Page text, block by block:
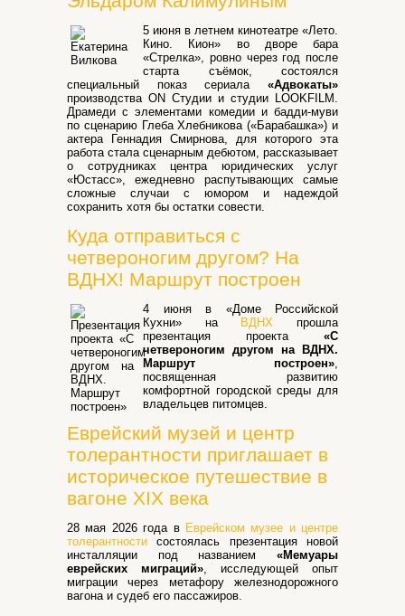
5 июня в летнем кинотеатре «Лето.
Кино. Кион» во дворе бара
«Стрелка», ровно через год после
старта съёмок, состоялся
специальный показ сериала «Адвокаты»
производства ON Студии и студии LOOKFILM.
Драмеди с элементами комедии и бадди-муви
по сценарию Глеба Хлебникова («Барабашка») и
актера Геннадия Смирнова, для которого эта
работа стала сценарным дебютом, рассказывает
о сотрудниках центра юридических услуг
«Юстасс», ежедневно распутывающих самые
сложные случаи с юмором и надеждой
сохранить хотя бы остатки совести.
Куда отправиться с
четвероногим другом? На
ВДНХ! Маршрут построен
4 июня в «Доме Российской
Кухни» на
ВДНХ прошла
презентация проекта «С
четвероногим другом на ВДНХ.
Маршрут построен»,
посвященная развитию
комфортной городской среды для
владельцев питомцев.
Еврейский музей и центр
толерантности приглашает в
историческое путешествие в
вагоне XIX века
28 мая 2026 года в Еврейском музее и центре
толерантности состоялась презентация новой
инсталляции под названием «Мемуары
еврейских миграций», исследующей опыт
миграции через метафору железнодорожного
вагона и судеб его пассажиров.